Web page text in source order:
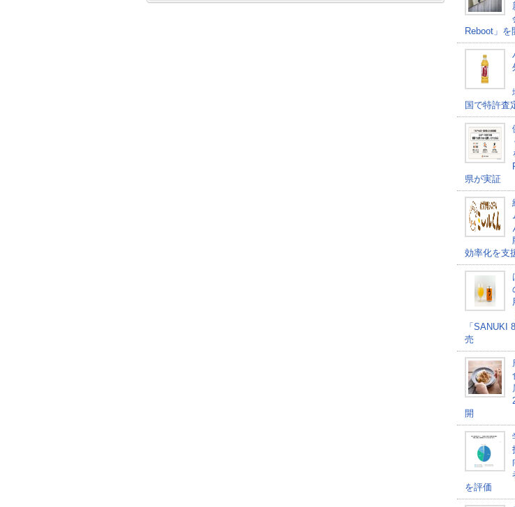
Reboot」を
国で特許査
県が実証
効率化を支
「SANUKI
売
開
を評価